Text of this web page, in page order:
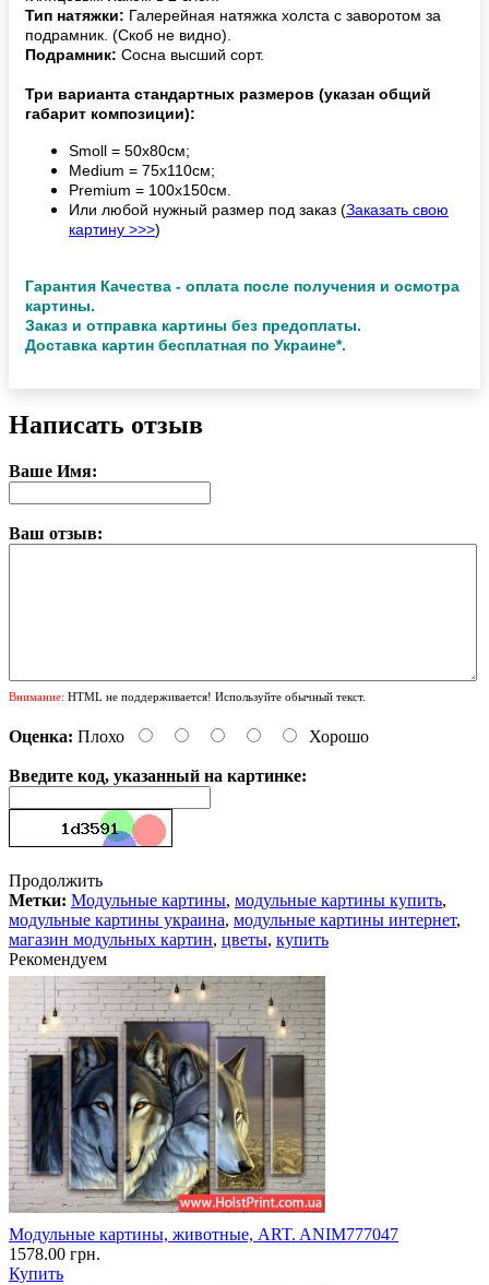
Тип натяжки: Галерейная натяжка холста с заворотом за
подрамник. (Скоб не видно).
Подрамник: Сосна высший сорт.
Три варианта стандартных размеров (указан общий
габарит композиции):
Smoll = 50х80см;
Medium = 75х110см;
Premium = 100х150см.
Или любой нужный размер под заказ (Заказать свою
картину >>>)
Гарантия Качества - оплата после получения и осмотра
картины.
Заказ и отправка картины без предоплаты.
Доставка картин бесплатная по Украине*.
Написать отзыв
Ваше Имя:
Ваш отзыв:
Внимание: HTML не поддерживается! Используйте обычный текст.
Оценка: Плохо Хорошо
Введите код, указанный на картинке:
Продолжить
Метки: Модульные картины, модульные картины купить,
модульные картины украина, модульные картины интернет,
магазин модульных картин, цветы, купить
Рекомендуем
Модульные картины, животные, ART. ANIM777047
1578.00 грн.
Купить